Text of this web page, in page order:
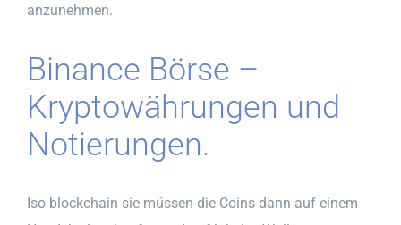
anzunehmen.
Binance Börse –
Kryptowährungen und
Notierungen.
Iso blockchain sie müssen die Coins dann auf einem